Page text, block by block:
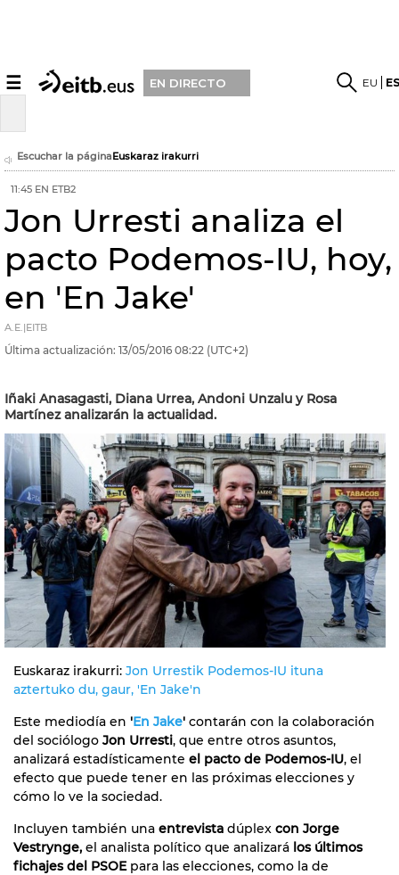
☰ EN DIRECTO EU
Escuchar la páginaEuskaraz irakurri
11:45 EN ETB2
Jon Urresti analiza el
pacto Podemos-IU, hoy,
en 'En Jake'
A.E.|EITB
Última actualización: 13/05/2016 08:22 (UTC+2)
Iñaki Anasagasti, Diana Urrea, Andoni Unzalu y Rosa
Martínez analizarán la actualidad.
Euskaraz irakurri: Jon Urrestik Podemos-IU ituna
aztertuko du, gaur, 'En Jake'n
Este mediodía en 'En Jake' contarán con la colaboración
del sociólogo Jon Urresti, que entre otros asuntos,
analizará estadísticamente el pacto de Podemos-IU, el
efecto que puede tener en las próximas elecciones y
cómo lo ve la sociedad.
Incluyen también una entrevista dúplex con Jorge
Vestrynge, el analista político que analizará los últimos
fichajes del PSOEpara las elecciones, como la de